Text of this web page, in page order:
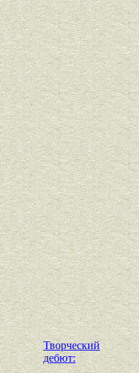
Творческий
дебют: